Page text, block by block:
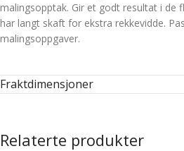
malingsopptak. Gir et godt resultat i de
har langt skaft for ekstra rekkevidde.
malingsoppgaver.
Fraktdimensjoner
Relaterte produkter